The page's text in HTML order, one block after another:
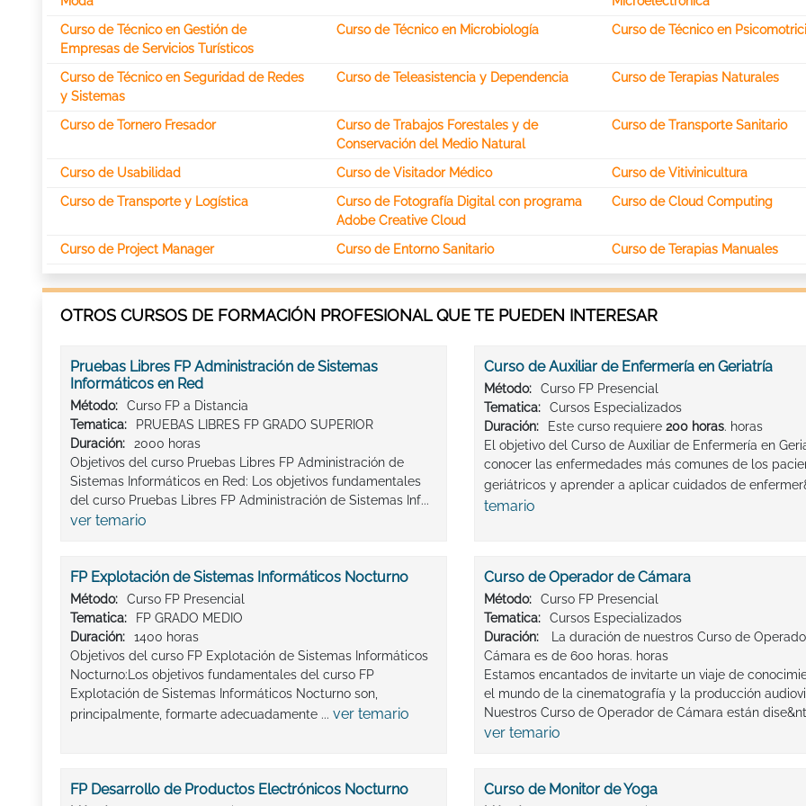
Curso de Técnico en Gestión de
Empresas de Servicios Turísticos
Curso de Técnico en Microbiología Curso de Técnico en
Curso de Técnico en Seguridad de Redes
y Sistemas
Curso de Teleasistencia y Dependencia Curso de Terapias Naturales
Curso de Tornero Fresador
Curso de Trabajos Forestales y de
Conservación del Medio Natural
Curso de Transporte Sanitario
Curso de Usabilidad Curso de Visitador Médico
Curso de Vitivinicultura
Curso de Transporte y Logística
Curso de Fotografía Digital con programa
Adobe Creative Cloud
Curso de Cloud Computing
Curso de Project Manager Curso de Entorno Sanitario Curso de Terapias Manuales
OTROS CURSOS DE FORMACIÓN PROFESIONAL QUE TE PUEDEN INTERESAR
Pruebas Libres FP Administración de Sistemas
Informáticos en Red
Método:
Curso FP a Distancia
Tematica:
PRUEBAS LIBRES FP GRADO SUPERIOR
Duración:
2000 horas
Objetivos del curso Pruebas Libres FP Administración de
Sistemas Informáticos en Red: Los objetivos fundamentales
del curso Pruebas Libres FP Administración de Sistemas Inf...
ver temario
Curso de Auxiliar de Enfermería en Geriatría
Método:
Curso FP Presencial
Tematica:
Cursos Especializados
Duración:
Este curso requiere 200 horas. horas
El objetivo del Curso de Auxiliar de Enfermería en
conocer las enfermedades más comunes de los
geriátricos y aprender a aplicar cuidados de
temario
FP Explotación de Sistemas Informáticos Nocturno
Método:
Curso FP Presencial
Tematica:
FP GRADO MEDIO
Duración:
1400 horas
Objetivos del curso FP Explotación de Sistemas Informáticos
Nocturno:Los objetivos fundamentales del curso FP
Explotación de Sistemas Informáticos Nocturno son,
principalmente, formarte adecuadamente ... ver temario
Curso de Operador de Cámara
Método:
Curso FP Presencial
Tematica:
Cursos Especializados
Duración:
La duración de nuestros Curso de
Cámara es de 600 horas. horas
Estamos encantados de invitarte un viaje de
el mundo de la cinematografía y la producción
Nuestros Curso de Operador de Cámara están
ver temario
FP Desarrollo de Productos Electrónicos Nocturno Curso de Monitor de Yoga